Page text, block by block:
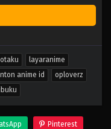
layaranime
anime id
oploverz
Pinterest